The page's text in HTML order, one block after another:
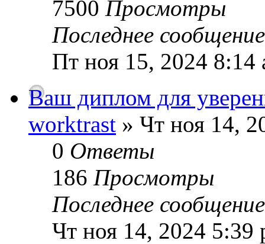
7500 Просмотры
Последнее
Пт ноя 15, 2024 8:14
Ваш диплом для
worktrast » Чт ноя 14,
0 Ответы
186 Просмотры
Последнее
Чт ноя 14, 2024 5:39